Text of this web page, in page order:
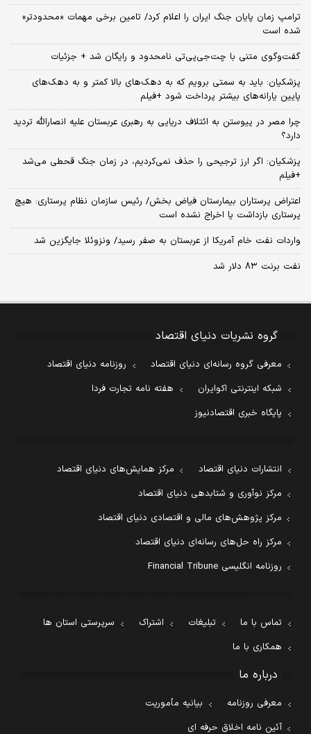
ترامپ زمان پایان جنگ ایران را اعلام کرد/ تامین برخی مهمات «محدودتر»
شده است
گفت‌وگوی متنی با چت‌جی‌پی‌تی نامحدود و رایگان شد + جزئیات
پزشکیان: باید به سمتی برویم که به دهک‌های بالا کمتر و به دهک‌های
پایین یارانه‌های بیشتر پرداخت شود +فیلم
چرا مصر در پیوستن به ائتلاف دریایی به رهبری عربستان علیه انصارالله تردید
دارد؟
پزشکیان: اگر ارز ترجیحی را حذف نمی‌کردیم، در زمان جنگ قحطی می‌شد
+فیلم
اعتراض پرستاران بیمارستان فیاض بخش/ رئیس سازمان نظام پرستاری: هیچ
پرستاری بازداشت یا اخراج نشده است
واردات نفت خام آمریکا از عربستان به صفر رسید/ ونزوئلا جایگزین شد
نفت برنت ۸۳ دلار شد
گروه نشریات دنیای اقتصاد
معرفی گروه رسانه‌ای دنیای اقتصاد
روزنامه دنیای اقتصاد
شبکه اینترنتی اکوایران
هفته نامه تجارت فردا
پایگاه خبری اقتصادنیوز
انتشارات دنیای اقتصاد
مرکز همایش‌های دنیای اقتصاد
مرکز نوآوری و شتابدهی دنیای اقتصاد
مرکز پژوهش‌های مالی و اقتصادی دنیای اقتصاد
مرکز راه حل‌های رسانه‌ای دنیای اقتصاد
روزنامه انگلیسی Financial Tribune
تماس با ما تبلیغات اشتراک
سرپرستی استان ها
همکاری با ما
درباره ما
معرفی روزنامه
بیانیه مأموریت
آئین نامه اخلاق حرفه ای